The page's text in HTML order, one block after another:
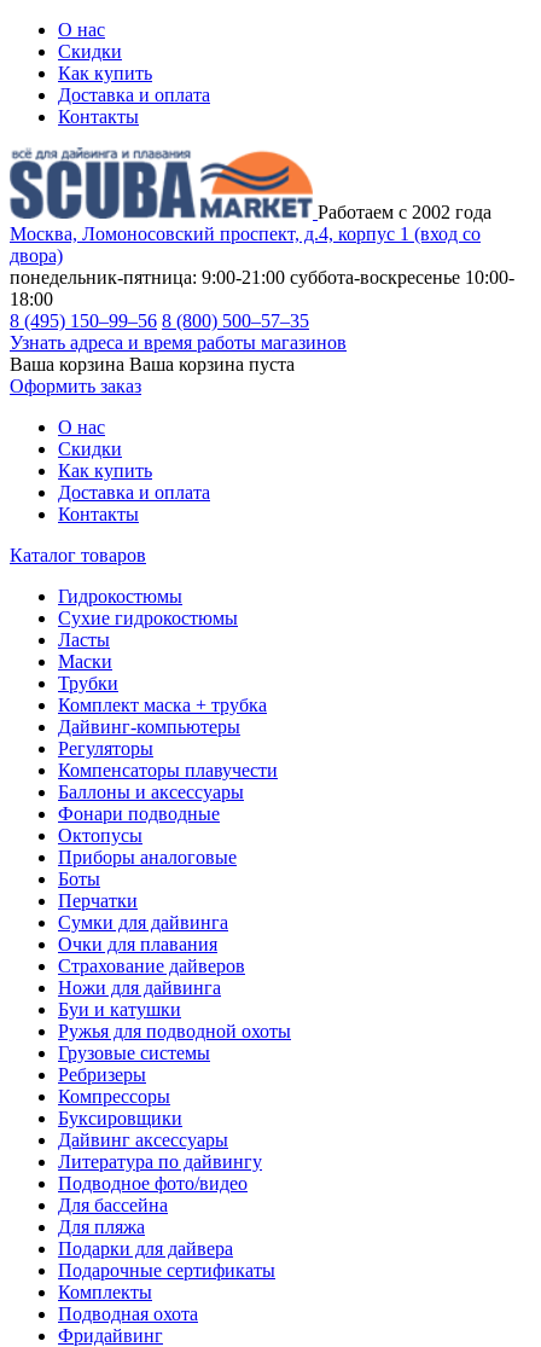
О нас
Скидки
Как купить
Доставка и оплата
Контакты
Работаем с 2002 года
Москва, Ломоносовский проспект, д.4, корпус 1 (вход со
двора)
понедельник-пятница: 9:00-21:00 суббота-воскресенье 10:00-
18:00
8 (495) 150–99–56 8 (800) 500–57–35
Узнать адреса и время работы магазинов
Ваша корзина Ваша корзина пуста
Оформить заказ
О нас
Скидки
Как купить
Доставка и оплата
Контакты
Каталог товаров
Гидрокостюмы
Сухие гидрокостюмы
Ласты
Маски
Трубки
Комплект маска + трубка
Дайвинг-компьютеры
Регуляторы
Компенсаторы плавучести
Баллоны и аксессуары
Фонари подводные
Октопусы
Приборы аналоговые
Боты
Перчатки
Сумки для дайвинга
Очки для плавания
Страхование дайверов
Ножи для дайвинга
Буи и катушки
Ружья для подводной охоты
Грузовые системы
Ребризеры
Компрессоры
Буксировщики
Дайвинг аксессуары
Литература по дайвингу
Подводное фото/видео
Для бассейна
Для пляжа
Подарки для дайвера
Подарочные сертификаты
Комплекты
Подводная охота
Фридайвинг